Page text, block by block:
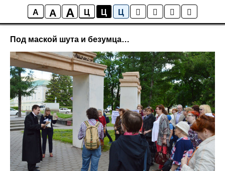
A A A Ц Ц Ц
СМИ о нас
Под маской шута и безумца…